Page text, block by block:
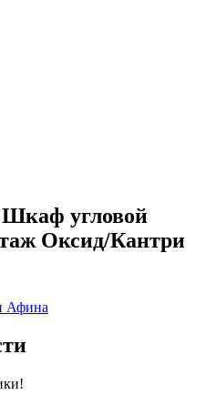
угловой
Оксид/Кантри
Афина